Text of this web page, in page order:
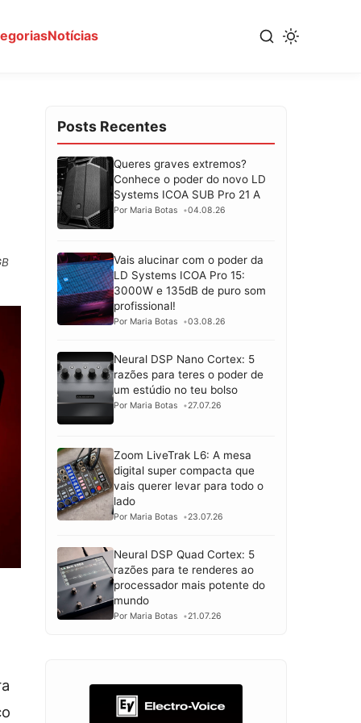
Notícias
Posts Recentes
Queres graves extremos?
Conhece o poder do novo LD
Systems ICOA SUB Pro 21 A
Por Maria Botas 04.08.26
Vais alucinar com o poder da
LD Systems ICOA Pro 15:
3000W e 135dB de puro som
profissional!
Por Maria Botas 03.08.26
Neural DSP Nano Cortex: 5
razões para teres o poder de
um estúdio no teu bolso
Por Maria Botas 27.07.26
Zoom LiveTrak L6: A mesa
digital super compacta que
vais querer levar para todo o
lado
Por Maria Botas 23.07.26
Neural DSP Quad Cortex: 5
razões para te renderes ao
processador mais potente do
mundo
Por Maria Botas 21.07.26